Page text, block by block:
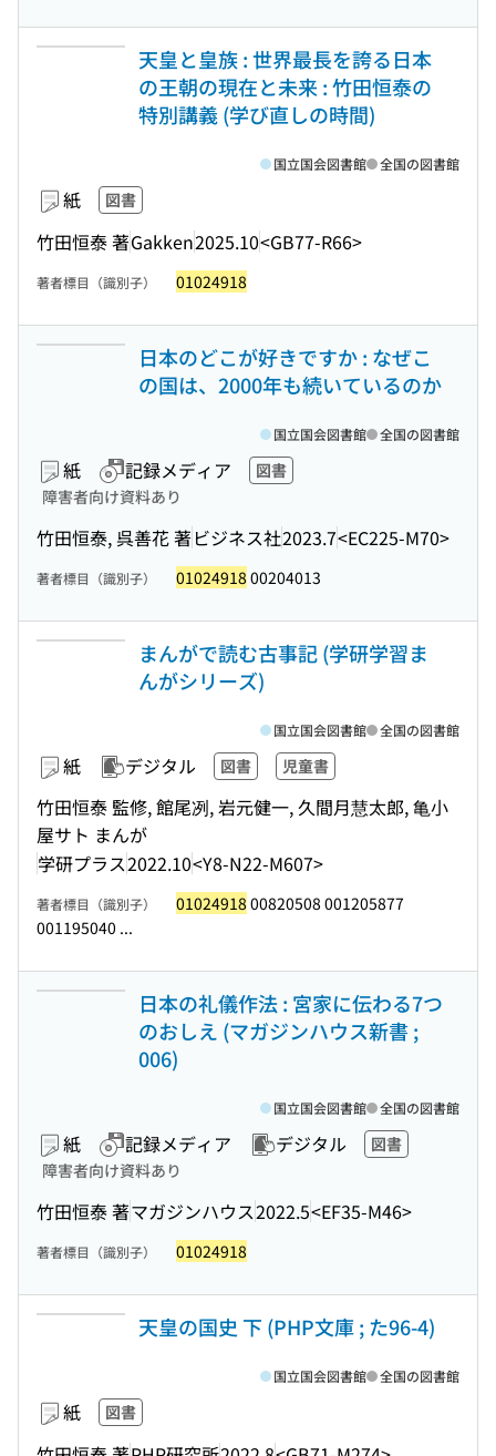
天皇と皇族 : 世界最長を誇る日本
の王朝の現在と未来 : 竹田恒泰の
特別講義 (学び直しの時間)
紙 図書
竹田恒泰 著Gakken2025.10<GB77-R66>
国立国会図書館 全国の図書館
著者標目（識別子） 01024918
日本のどこが好きですか : なぜこ
の国は、2000年も続いているのか
紙 記録メディア
図書
障害者向け資料あり
竹田恒泰, 呉善花 著ビジネス社2023.7<EC225-M70>
国立国会図書館 全国の図書館
著者標目（識別子） 01024918 00204013
まんがで読む古事記 (学研学習ま
んがシリーズ)
紙 デジタル 図書 児童書
竹田恒泰 監修, 館尾冽, 岩元健一, 久間月慧太郎, 亀小
屋サト まんが
学研プラス2022.10<Y8-N22-M607>
国立国会図書館 全国の図書館
著者標目（識別子） 01024918 00820508 001205877
001195040 ...
日本の礼儀作法 : 宮家に伝わる7つ
のおしえ (マガジンハウス新書 ;
006)
紙 記録メディア デジタル
図書
障害者向け資料あり
竹田恒泰 著マガジンハウス2022.5<EF35-M46>
国立国会図書館 全国の図書館
著者標目（識別子） 01024918
天皇の国史 下 (PHP文庫 ; た96-4)
紙 図書
国立国会図書館 全国の図書館